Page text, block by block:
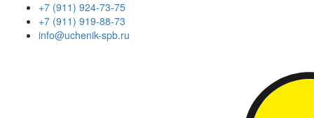
+7 (911) 924-73-75
+7 (911) 919-88-73
info@uchenik-spb.ru